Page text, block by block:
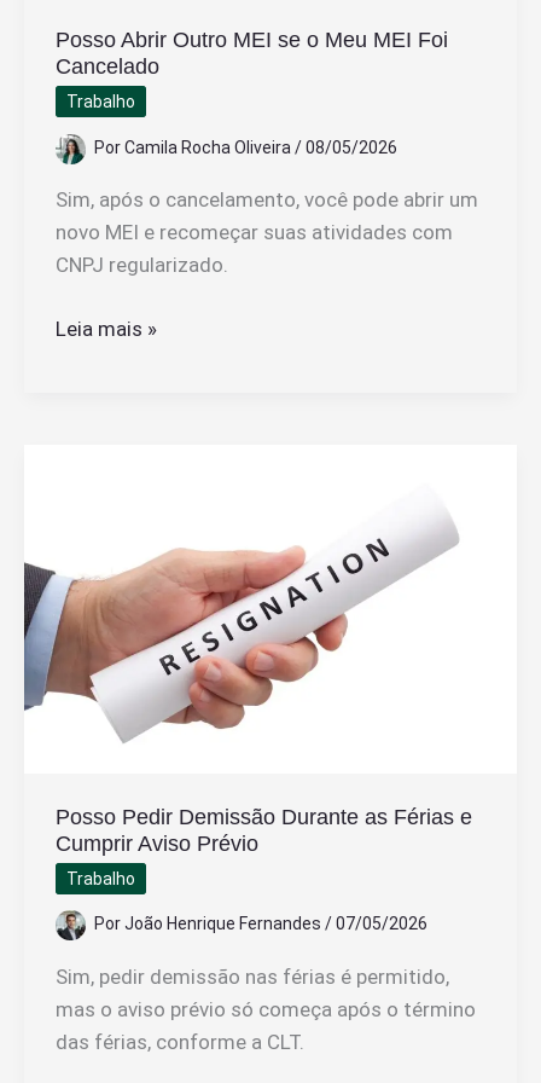
Posso Abrir Outro MEI se o Meu MEI Foi
Cancelado
Trabalho
PorCamila Rocha Oliveira /08/05/2026
Sim, após o cancelamento, você pode abrir um
novo MEI e recomeçar suas atividades com
CNPJ regularizado.
Posso
Foi
Cancelado
Leia mais »
Posso Pedir Demissão Durante as Férias e
Cumprir Aviso Prévio
Trabalho
PorJoão Henrique Fernandes /07/05/2026
Sim, pedir demissão nas férias é permitido,
mas o aviso prévio só começa após o término
das férias, conforme a CLT.